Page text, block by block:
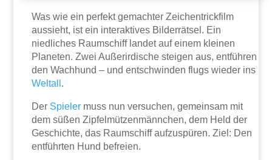
Was wie ein perfekt gemachter Zeichentrickfilm
aussieht, ist ein interaktives Bilderrätsel. Ein
niedliches Raumschiff landet auf einem kleinen
Planeten. Zwei Außerirdische steigen aus, entführen
den Wachhund – und entschwinden flugs wieder ins
Weltall .
Der Spieler muss nun versuchen, gemeinsam mit
dem süßen Zipfelmützenmännchen, dem Held der
Geschichte, das Raumschiff aufzuspüren. Ziel: Den
entführten Hund befreien.